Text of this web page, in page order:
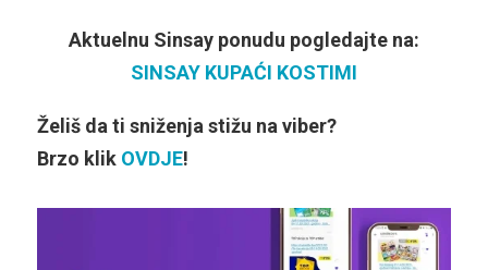
Aktuelnu Sinsay ponudu pogledajte na:
SINSAY KUPAĆI KOSTIMI
Želiš da ti sniženja stižu na viber?
Brzo klik OVDJE!